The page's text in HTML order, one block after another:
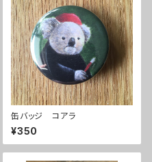
缶バッジ コアラ
¥350